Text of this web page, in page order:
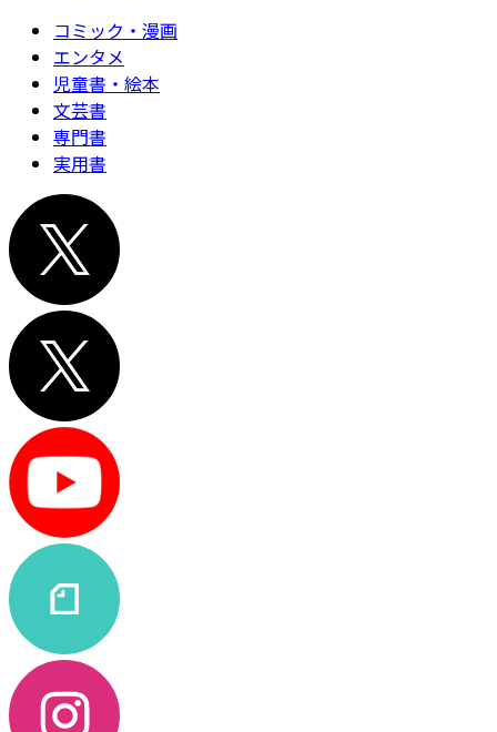
コミック・漫画
エンタメ
児童書・絵本
文芸書
専門書
実用書